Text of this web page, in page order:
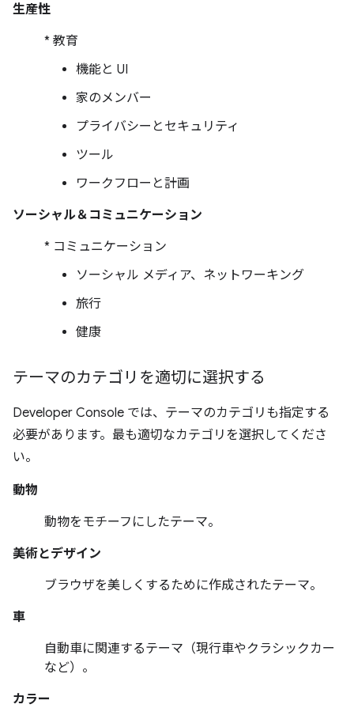
生産性
* 教育
機能と UI
家のメンバー
プライバシーとセキュリティ
ツール
ワークフローと計画
ソーシャル＆コミュニケーション
* コミュニケーション
ソーシャル メディア、ネットワーキング
旅行
健康
テーマのカテゴリを適切に選択する
Developer Console では、テーマのカテゴリも指定する
必要があります。最も適切なカテゴリを選択してくださ
い。
動物
動物をモチーフにしたテーマ。
美術とデザイン
ブラウザを美しくするために作成されたテーマ。
車
自動車に関連するテーマ（現行車やクラシックカー
など）。
カラー